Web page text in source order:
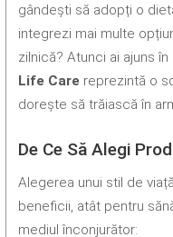
gândești să adopți o
integrezi mai multe
zilnică? Atunci ai ajuns
Life Care reprezintă o
dorește să trăiască în
De Ce Să Alegi
Alegerea unui stil de
beneficii, atât pentru
mediul înconjurător: